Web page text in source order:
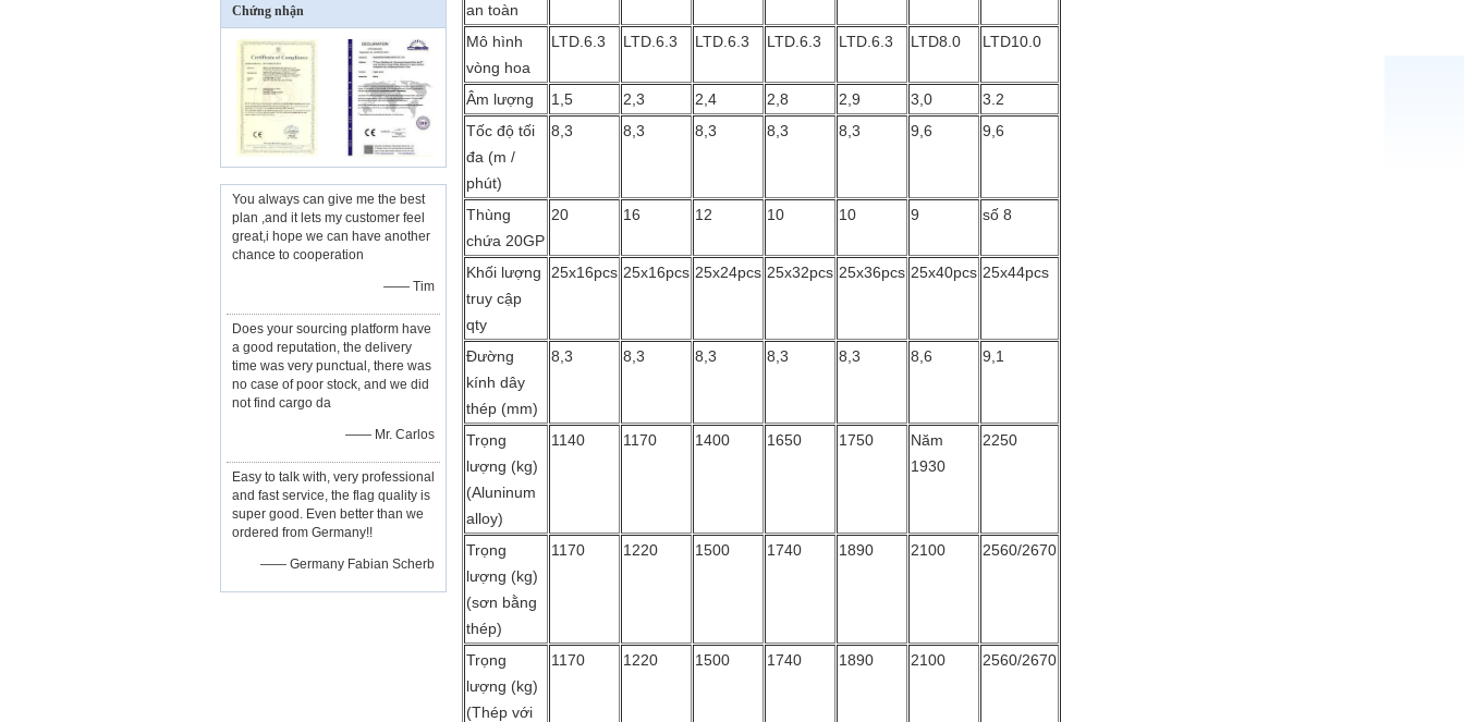
Chứng nhận
You always can give me the best
plan ,and it lets my customer feel
great,i hope we can have another
chance to cooperation
—— Tim
Does your sourcing platform have
a good reputation, the delivery
time was very punctual, there was
no case of poor stock, and we did
not find cargo da
—— Mr. Carlos
Easy to talk with, very professional
and fast service, the flag quality is
super good. Even better than we
ordered from Germany!!
—— Germany Fabian Scherb
an toàn
Mô hình
vòng hoa
LTD.6.3 LTD.6.3 LTD.6.3 LTD.6.3 LTD.6.3 LTD8.0 LTD10.0
Âm lượng 1,5 2,3 2,4 2,8 2,9 3,0
3.2
Tốc độ tối
đa (m /
phút)
8,3 8,3 8,3 8,3 8,3 9,6 9,6
Thùng
chứa 20GP
20 16 12 10 10 9 số 8
Khối lượng
truy cập
qty
25x16pcs 25x16pcs 25x24pcs 25x32pcs 25x36pcs 25x40pcs 25x44pcs
Đường
kính dây
thép (mm)
8,3 8,3 8,3 8,3 8,3 8,6 9,1
Trọng
lượng (kg)
(Aluninum
alloy)
1140 1170 1400 1650 1750
Năm
1930
2250
Trọng
lượng (kg)
(sơn bằng
thép)
1170 1220 1500 1740 1890 2100 2560/2670
Trọng
lượng (kg)
(Thép với
1170 1220 1500 1740 1890 2100 2560/2670